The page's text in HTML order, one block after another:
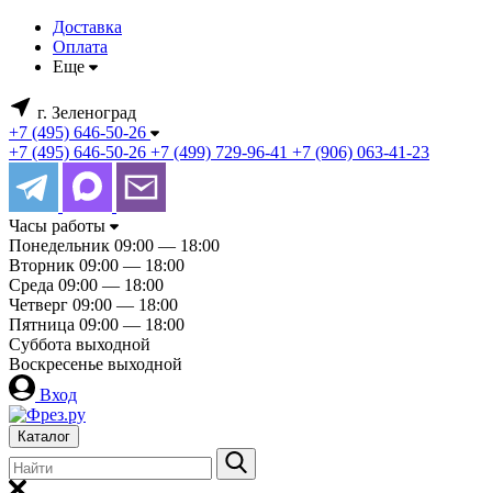
Доставка
Оплата
Еще
г. Зеленоград
+7 (495) 646-50-26
+7 (495) 646-50-26 +7 (499) 729-96-41 +7 (906) 063-41-23
Часы работы
Понедельник 09:00 — 18:00
Вторник 09:00 — 18:00
Среда 09:00 — 18:00
Четверг 09:00 — 18:00
Пятница 09:00 — 18:00
Суббота выходной
Воскресенье выходной
Вход
Каталог